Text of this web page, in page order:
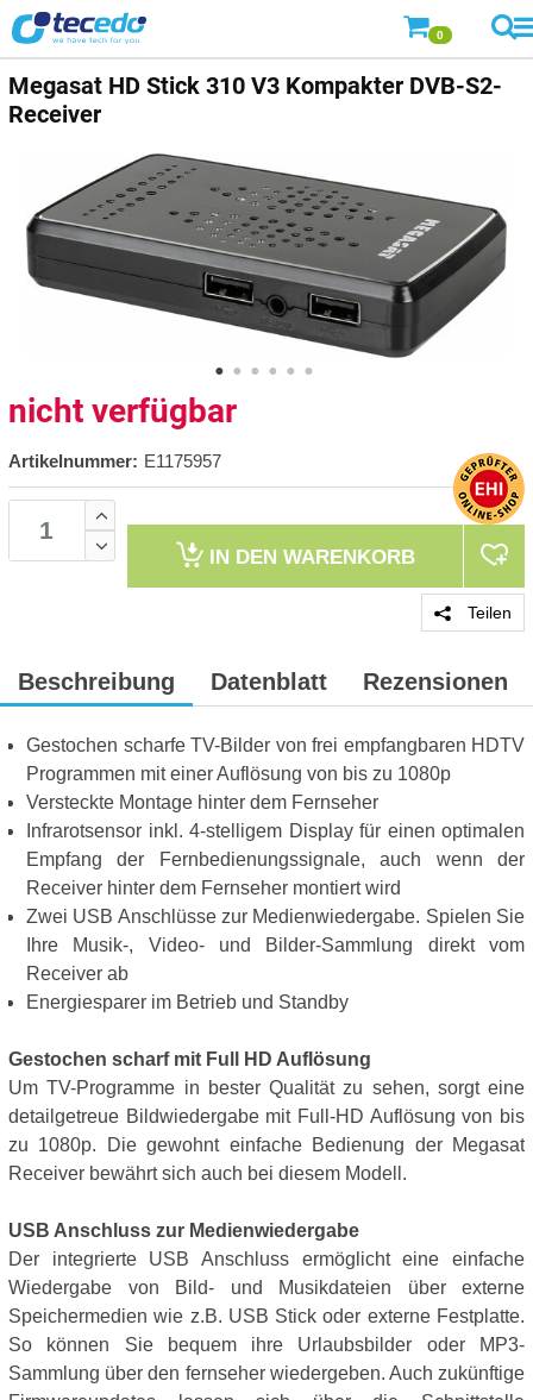
0
Megasat HD Stick 310 V3 Kompakter DVB-S2-
Receiver
nicht verfügbar
Artikelnummer: E1175957
IN DEN WARENKORB
Teilen
Beschreibung Datenblatt Rezensionen
Gestochen scharfe TV-Bilder von frei empfangbaren HDTV
Programmen mit einer Auflösung von bis zu 1080p
Versteckte Montage hinter dem Fernseher
Infrarotsensor inkl. 4-stelligem Display für einen optimalen
Empfang der Fernbedienungssignale, auch wenn der
Receiver hinter dem Fernseher montiert wird
Zwei USB Anschlüsse zur Medienwiedergabe. Spielen Sie
Ihre Musik-, Video- und Bilder-Sammlung direkt vom
Receiver ab
Energiesparer im Betrieb und Standby
Gestochen scharf mit Full HD Auflösung
Um TV-Programme in bester Qualität zu sehen, sorgt eine
detailgetreue Bildwiedergabe mit Full-HD Auflösung von bis
zu 1080p. Die gewohnt einfache Bedienung der Megasat
Receiver bewährt sich auch bei diesem Modell.
USB Anschluss zur Medienwiedergabe
Der integrierte USB Anschluss ermöglicht eine einfache
Wiedergabe von Bild- und Musikdateien über externe
Speichermedien wie z.B. USB Stick oder externe Festplatte.
So können Sie bequem ihre Urlaubsbilder oder MP3-
Sammlung über den fernseher wiedergeben. Auch zukünftige